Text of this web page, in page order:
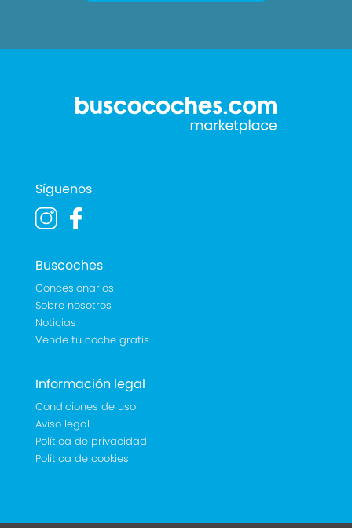
Síguenos
Buscoches
Concesionarios
Sobre nosotros
Noticias
Vende tu coche gratis
Información legal
Condiciones de uso
Aviso legal
Política de privacidad
Política de cookies